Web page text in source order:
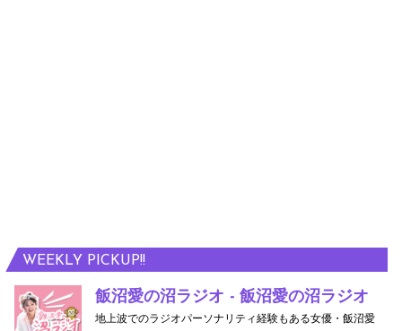
WEEKLY PICKUP!!
飯沼愛の沼ラジオ - 飯沼愛の沼ラジオ
地上波でのラジオパーソナリティ経験もある女優・飯沼愛